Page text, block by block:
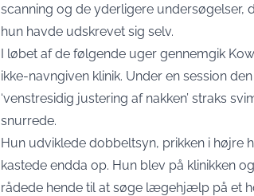
scanning og de yderligere undersøgelser,
hun havde udskrevet sig selv.
I løbet af de følgende uger gennemgik
ikke-navngiven klinik. Under en session
‘venstresidig justering af nakken’ straks
snurrede.
Hun udviklede dobbeltsyn, prikken i
kastede endda op. Hun blev på klinikken
rådede hende til at søge lægehjælp på et